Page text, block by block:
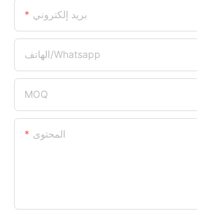
بريد إلكتروني
الهاتف/whatsapp
MOQ
المحتوى